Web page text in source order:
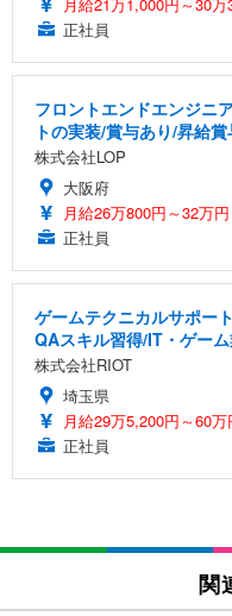
正社員
フロントエンドエンジニ
トの実装/賞与あり/昇給
株式会社LOP
大阪府
月給26万800円～32万円
正社員
ゲームテクニカルサポー
QAスキル習得/IT・ゲー
株式会社RIOT
埼玉県
月給29万5,200円～60万
正社員
関